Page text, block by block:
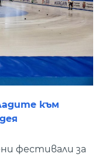
към
фестивали за